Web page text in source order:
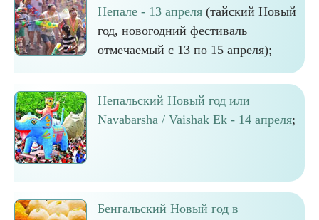
Непале - 13 апреля (тайский Новый
год, новогодний фестиваль
отмечаемый с 13 по 15 апреля);
Непальский Новый год или
Navabarsha / Vaishak Ek - 14 апреля;
Бенгальский Новый год в